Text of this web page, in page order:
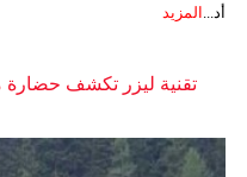
أد... المزيد
تقنية ليزر تكشف حضارة